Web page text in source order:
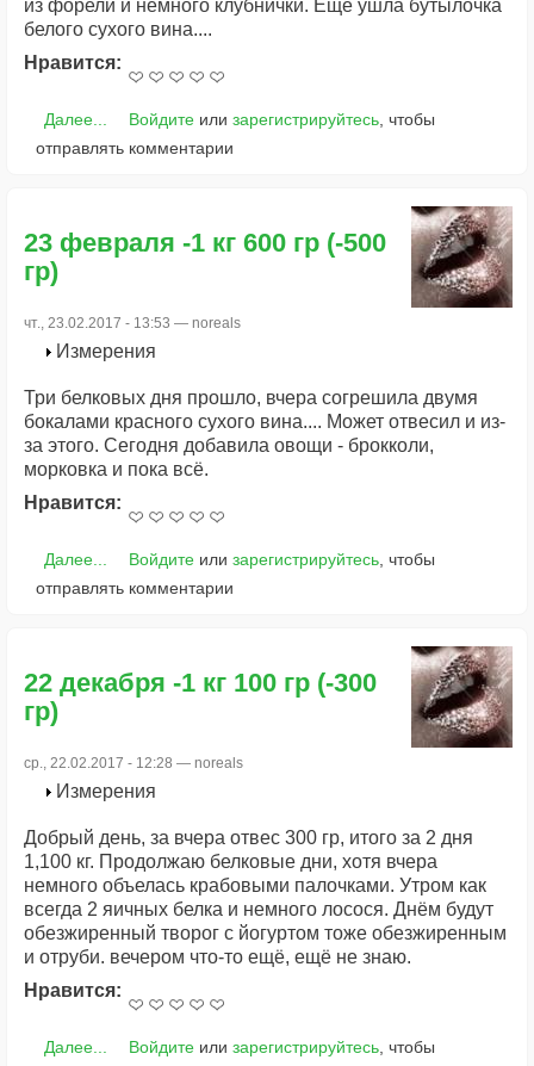
из форели и немного клубнички. Ещё ушла бутылочка
белого сухого вина....
Нравится:
Далее... Войдитеили зарегистрируйтесь, чтобы
отправлять комментарии
23 февраля -1 кг 600 гр (-500
гр)
чт., 23.02.2017 - 13:53 — noreals
Измерения
Три белковых дня прошло, вчера согрешила двумя
бокалами красного сухого вина.... Может отвесил и из-
за этого. Сегодня добавила овощи - брокколи,
морковка и пока всё.
Нравится:
Далее... Войдитеили зарегистрируйтесь, чтобы
отправлять комментарии
22 декабря -1 кг 100 гр (-300
гр)
ср., 22.02.2017 - 12:28 — noreals
Измерения
Добрый день, за вчера отвес 300 гр, итого за 2 дня
1,100 кг. Продолжаю белковые дни, хотя вчера
немного объелась крабовыми палочками. Утром как
всегда 2 яичных белка и немного лосося. Днём будут
обезжиренный творог с йогуртом тоже обезжиренным
и отруби. вечером что-то ещё, ещё не знаю.
Нравится:
Далее... Войдитеили зарегистрируйтесь, чтобы